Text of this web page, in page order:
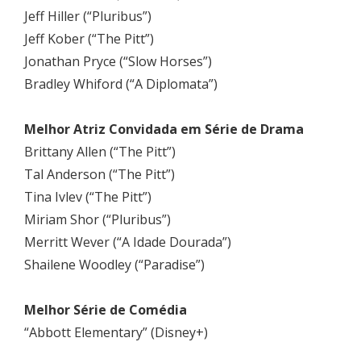
Jeff Hiller (“Pluribus”)
Jeff Kober (“The Pitt”)
Jonathan Pryce (“Slow Horses”)
Bradley Whiford (“A Diplomata”)
Melhor Atriz Convidada em Série de Drama
Brittany Allen (“The Pitt”)
Tal Anderson (“The Pitt”)
Tina Ivlev (“The Pitt”)
Miriam Shor (“Pluribus”)
Merritt Wever (“A Idade Dourada”)
Shailene Woodley (“Paradise”)
Melhor Série de Comédia
“Abbott Elementary” (Disney+)